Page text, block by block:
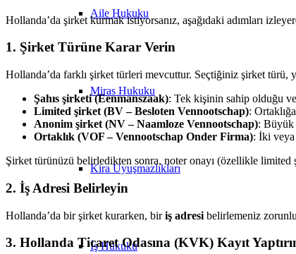
Aile Hukuku
Miras Hukuku
Kira Uyuşmazlıkları
İş Hukuku
Hollanda’da şirket kurmak istiyorsanız, aşağıdaki adımları
1. Şirket Türüne Karar Verin
Hollanda’da farklı şirket türleri mevcuttur. Seçtiğiniz şirket türü,
Şahıs şirketi (Eenmanszaak): Tek kişinin sahip olduğu
Limited şirket (BV – Besloten Vennootschap):
Anonim şirket (NV – Naamloze Vennootschap): Büyük
Ortaklık (VOF – Vennootschap Onder Firma): İki
Şirket türünüzü belirledikten sonra, noter onayı (özellikle limited
2. İş Adresi Belirleyin
Hollanda’da bir şirket kurarken, biriş adresi belirlemeniz
3. Hollanda Ticaret Odasına (KVK) Kayıt